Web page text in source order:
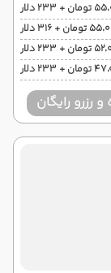
دلار
+ ۳۱۶ دلار
دلار
دلار
رزرو رایگان